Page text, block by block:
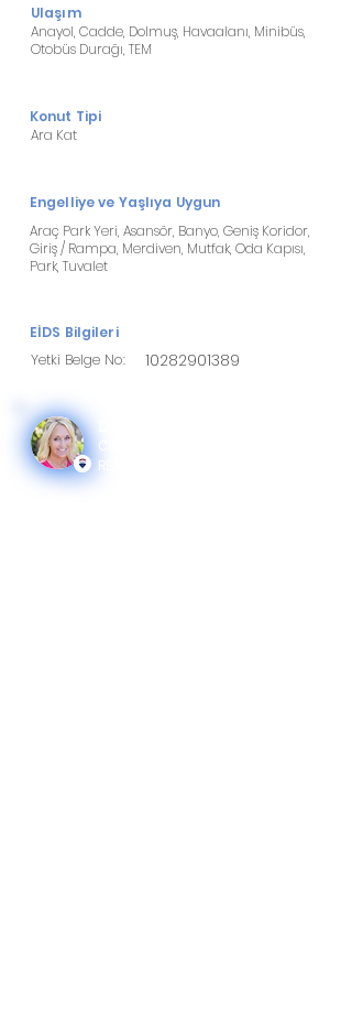
Ulaşım
Anayol, Cadde, Dolmuş, Havaalanı, Minibüs,
Otobüs Durağı, TEM
Konut Tipi
Ara Kat
Engelliye ve Yaşlıya Uygun
Araç Park Yeri, Asansör, Banyo, Geniş Koridor,
Giriş / Rampa, Merdiven, Mutfak, Oda Kapısı,
Park, Tuvalet
EİDS Bilgileri
Yetki Belge No: 10282901389
ClearView Real Estate
RE/MAX ClearView Real Estate